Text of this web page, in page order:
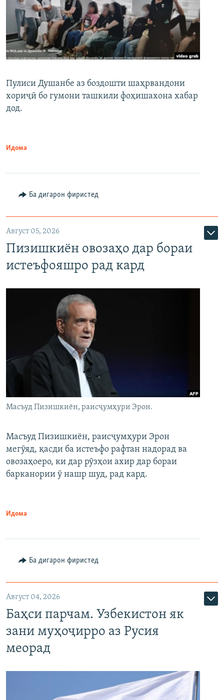
Пулиси Душанбе аз боздошти шаҳрвандони
хориҷӣ бо гумони ташкили фоҳишахона хабар
дод.
Идома
Ба дигарон фиристед
Август 05, 2026
Пизишкиён овозаҳо дар бораи
истеъфояшро рад кард
Масъуд Пизишкиён, раисҷумҳури Эрон.
Масъуд Пизишкиён, раисҷумҳури Эрон
мегӯяд, қасди ба истеъфо рафтан надорад ва
овозаҳоеро, ки дар рӯзҳои ахир дар бораи
барканории ӯ нашр шуд, рад кард.
Идома
Ба дигарон фиристед
Август 04, 2026
Баҳси парчам. Узбекистон як
зани муҳоҷирро аз Русия
меорад